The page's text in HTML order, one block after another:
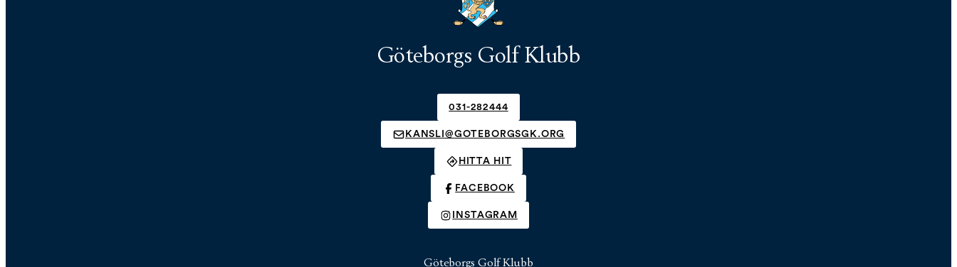
Göteborgs Golf Klubb
031-282444
KANSLI@GOTEBORGSGK.ORG
HITTA HIT
FACEBOOK
INSTAGRAM
Göteborgs Golf Klubb